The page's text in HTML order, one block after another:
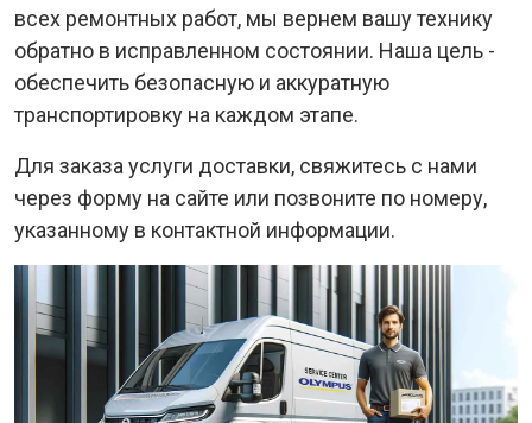
всех ремонтных работ, мы вернем вашу технику
обратно в исправленном состоянии. Наша цель -
обеспечить безопасную и аккуратную
транспортировку на каждом этапе.
Для заказа услуги доставки, свяжитесь с нами
через форму на сайте или позвоните по номеру,
указанному в контактной информации.